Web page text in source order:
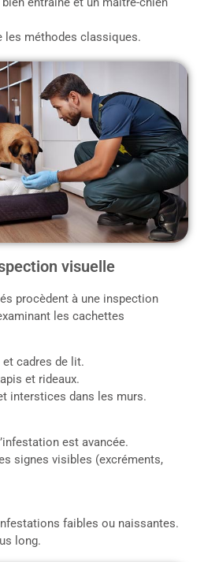
les méthodes classiques.
visuelle
procèdent à une inspection
les cachettes
cadres de lit.
et rideaux.
interstices dans les murs.
est avancée.
signes visibles (excréments,
faibles ou naissantes.
long.